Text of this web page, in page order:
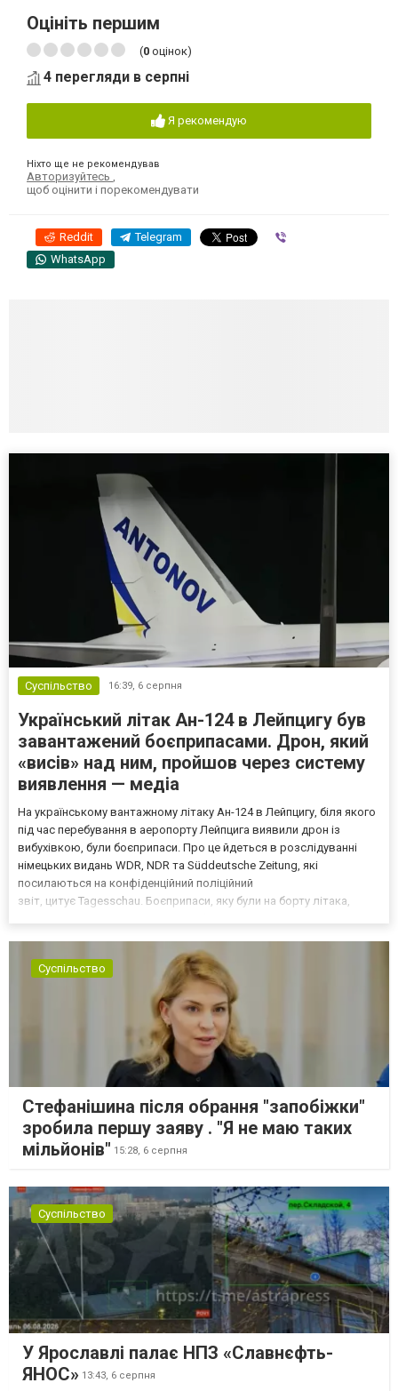
Оцініть першим
(0 оцінок)
4 перегляди в серпні
Я рекомендую
Ніхто ще не рекомендував
Авторизуйтесь ,
щоб оцінити і порекомендувати
Reddit Telegram
WhatsApp
Суспільство 16:39, 6 серпня
Український літак Ан-124 в Лейпцигу був
завантажений боєприпасами. Дрон, який
«висів» над ним, пройшов через систему
виявлення — медіа
На українському вантажному літаку Ан-124 в Лейпцигу, біля якого
під час перебування в аеропорту Лейпцига виявили дрон із
вибухівкою, були боєприпаси. Про це йдеться в розслідуванні
німецьких видань WDR, NDR та Süddeutsche Zeitung, які
посилаються на конфіденційний поліційний
звіт, цитує Tagesschau. Боєприпаси, яку були на борту літака,
Суспільство
Стефанішина після обрання "запобіжки"
зробила першу заяву . "Я не маю таких
мільйонів" 15:28, 6 серпня
Суспільство
У Ярославлі палає НПЗ «Славнєфть-
ЯНОС» 13:43, 6 серпня